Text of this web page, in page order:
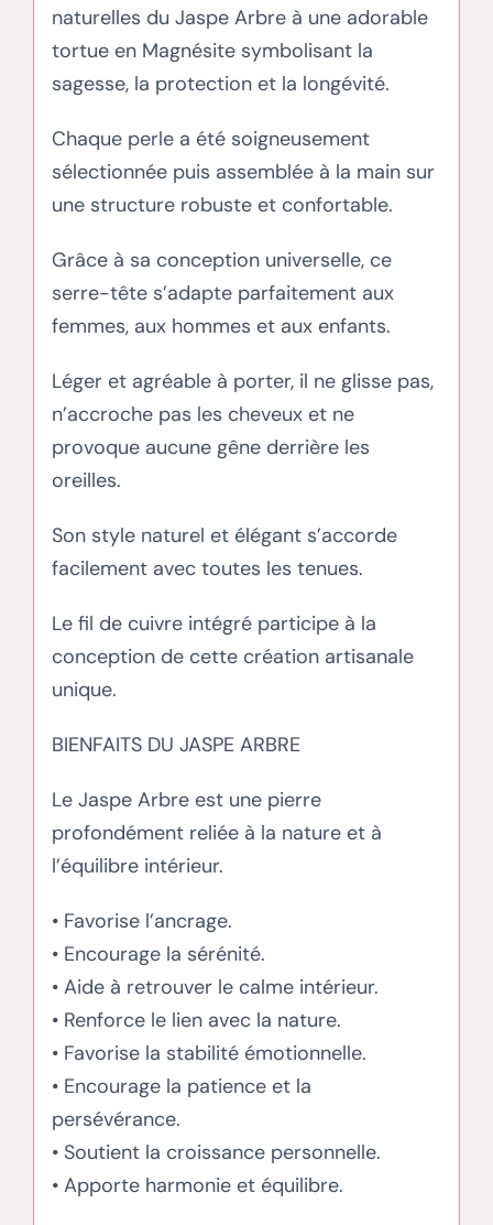
naturelles du Jaspe Arbre à une adorable
tortue en Magnésite symbolisant la
sagesse, la protection et la longévité.
Chaque perle a été soigneusement
sélectionnée puis assemblée à la main sur
une structure robuste et confortable.
Grâce à sa conception universelle, ce
serre-tête s’adapte parfaitement aux
femmes, aux hommes et aux enfants.
Léger et agréable à porter, il ne glisse pas,
n’accroche pas les cheveux et ne
provoque aucune gêne derrière les
oreilles.
Son style naturel et élégant s’accorde
facilement avec toutes les tenues.
Le fil de cuivre intégré participe à la
conception de cette création artisanale
unique.
BIENFAITS DU JASPE ARBRE
Le Jaspe Arbre est une pierre
profondément reliée à la nature et à
l’équilibre intérieur.
• Favorise l’ancrage.
• Encourage la sérénité.
• Aide à retrouver le calme intérieur.
• Renforce le lien avec la nature.
• Favorise la stabilité émotionnelle.
• Encourage la patience et la
persévérance.
• Soutient la croissance personnelle.
• Apporte harmonie et équilibre.